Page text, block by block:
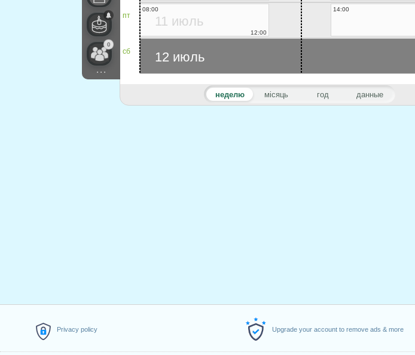
Privacy policy Upgrade your account to remove ads & more
0
...
неделю місяць год данные
пт
сб
11 июль
08:00
12:00
14:00
12 июль